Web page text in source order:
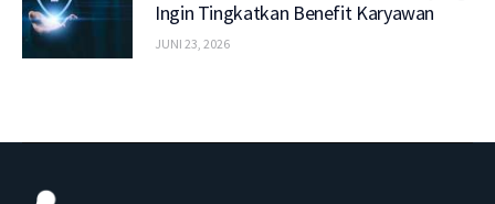
Ingin Tingkatkan Benefit Karyawan
JUNI 23, 2026